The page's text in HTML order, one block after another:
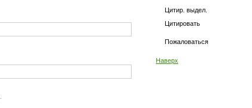
Цитир. выдел.
Цитировать
Пожаловаться
Наверх